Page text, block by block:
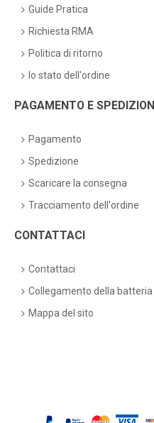
Guide Pratica
Richiesta RMA
Politica di ritorno
lo stato dell'ordine
PAGAMENTO E
Pagamento
Spedizione
Scaricare la consegna
Tracciamento dell'ordine
CONTATTACI
Contattaci
Collegamento della batteria
Mappa del sito